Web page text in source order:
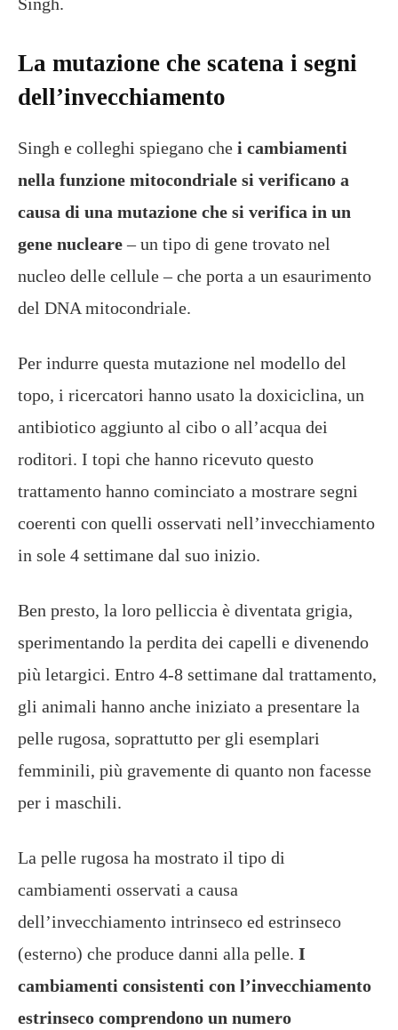
La mutazione che scatena i segni
dell’invecchiamento
Singh e colleghi spiegano che i cambiamenti
nella funzione mitocondriale si verificano a
causa di una mutazione che si verifica in un
gene nucleare– un tipo di gene trovato nel
nucleo delle cellule – che porta a un esaurimento
del DNA mitocondriale.
Per indurre questa mutazione nel modello del
topo, i ricercatori hanno usato la doxiciclina, un
antibiotico aggiunto al cibo o all’acqua dei
roditori. I topi che hanno ricevuto questo
trattamento hanno cominciato a mostrare segni
coerenti con quelli osservati nell’invecchiamento
in sole 4 settimane dal suo inizio.
Ben presto, la loro pelliccia è diventata grigia,
sperimentando la perdita dei capelli e divenendo
più letargici. Entro 4-8 settimane dal trattamento,
gli animali hanno anche iniziato a presentare la
pelle rugosa, soprattutto per gli esemplari
femminili, più gravemente di quanto non facesse
per i maschili.
La pelle rugosa ha mostrato il tipo di
cambiamenti osservati a causa
dell’invecchiamento intrinseco ed estrinseco
(esterno) che produce danni alla pelle. I
cambiamenti consistenti con l’invecchiamento
estrinseco comprendono un numero